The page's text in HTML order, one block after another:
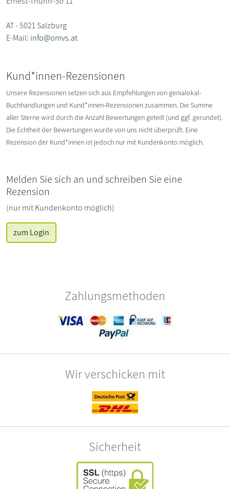
AT - 5021 Salzburg
E-Mail: info@omvs.at
Kund*innen-Rezensionen
Unsere Rezensionen setzen sich aus Empfehlungen von genialokal-
Buchhandlungen und Kund*innen-Rezensionen zusammen. Die Summe
aller Sterne wird durch die Anzahl Bewertungen geteilt (und ggf. gerundet).
Die Echtheit der Bewertungen wurde von uns nicht überprüft. Eine
Rezension der Kund*innen ist jedoch nur mit Kundenkonto möglich.
Melden Sie sich an und schreiben Sie eine
Rezension
(nur mit Kundenkonto möglich)
zum Login
Zahlungsmethoden
Wir verschicken mit
Sicherheit